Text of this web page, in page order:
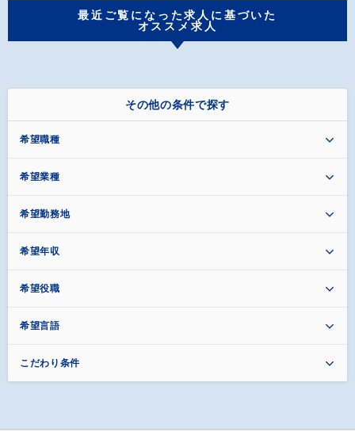
最近ご覧になった求人に基づいた
オススメ求人
その他の条件で探す
希望職種
希望業種
希望勤務地
希望年収
希望役職
希望言語
こだわり条件